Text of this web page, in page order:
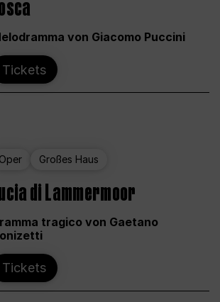
von Giacomo Puccini
Tickets
Oper Großes Haus
di Lammermoor
tragico von Gaetano
Tickets